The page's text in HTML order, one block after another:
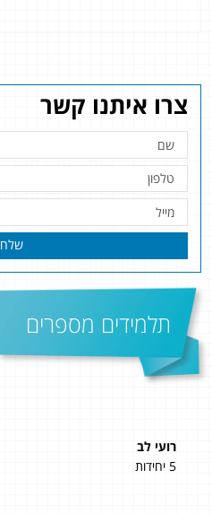
צרו איתנו קשר
שלח
תלמידים מספרים
רועי לב
5 יחידות